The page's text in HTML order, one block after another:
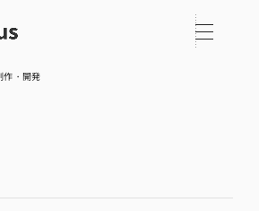
作・開発